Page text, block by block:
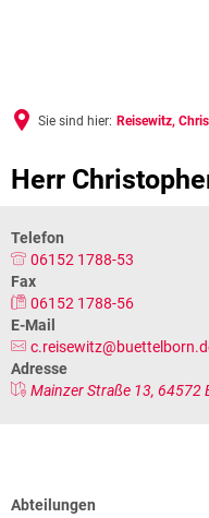
Sie sind hier: Reisewitz,
Herr
Telefon
06152 1788-53
Fax
06152 1788-56
E-Mail
Adresse
Mainzer Straße 13, 64572
Abteilungen